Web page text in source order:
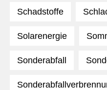
Schadstoffe
Solarenergie
Sonderabfall